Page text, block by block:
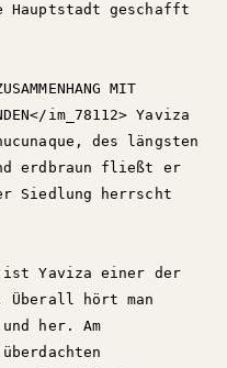
Hauptstadt geschafft
MIT
im_78112> Yaviza
des längsten
erdbraun fließt er
Siedlung herrscht
ist Yaviza einer der
Überall hört man
her. Am